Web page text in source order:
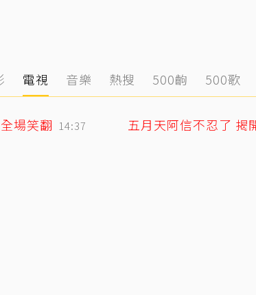
電視 音樂 熱搜 500齣 500歌
場笑翻 14:37 五月天阿信不忍了 揭